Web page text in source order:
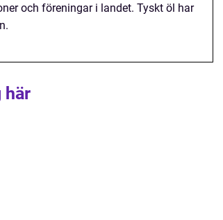
och föreningar i landet. Tyskt öl har
här